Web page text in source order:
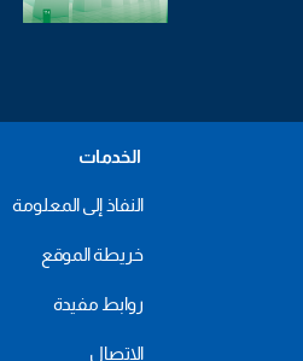
الخدمات
النفاذ إلى المعلومة
خريطة الموقع
روابط مفيدة
الاتصال